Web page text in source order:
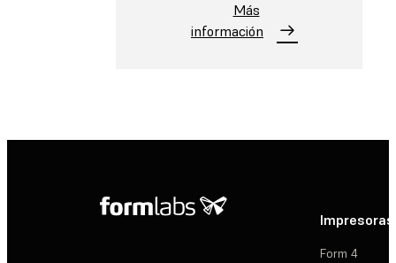
Más
información
Impresoras
Form 4